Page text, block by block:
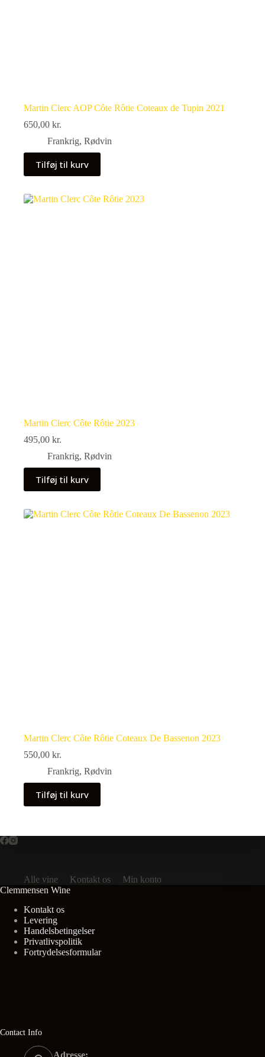
Martin Clerc AOP Côte Rôtie Coteaux de Tupin 2021
650,00 kr.
Frankrig, Rødvin
Tilføj til kurv
Martin Clerc Côte Rôtie 2023
495,00 kr.
Frankrig, Rødvin
Tilføj til kurv
Martin Clerc Côte Rôtie Coteaux De Bassenon 2023
550,00 kr.
Frankrig, Rødvin
Tilføj til kurv
Alle vine Kontakt os
Min konto
Clemmensen Wine
Kontakt os
Levering
Handelsbetingelser
Privatlivspolitik
Fortrydelsesformular
Contact Info